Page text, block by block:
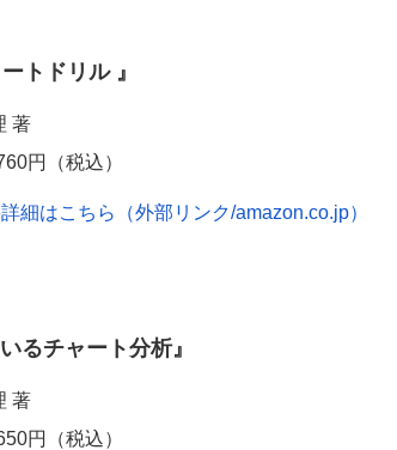
トドリル 』
著
円（税込）
細はこちら（外部リンク/amazon.co.jp）
るチャート分析』
著
円（税込）